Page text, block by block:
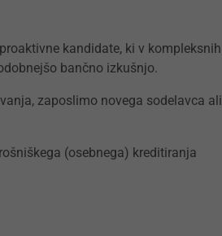
kandidate, ki v kompleksnih
bančno izkušnjo.
zaposlimo novega sodelavca ali
(osebnega) kreditiranja